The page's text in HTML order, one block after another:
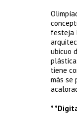
festeja
ubicuo
tiene
más se
*